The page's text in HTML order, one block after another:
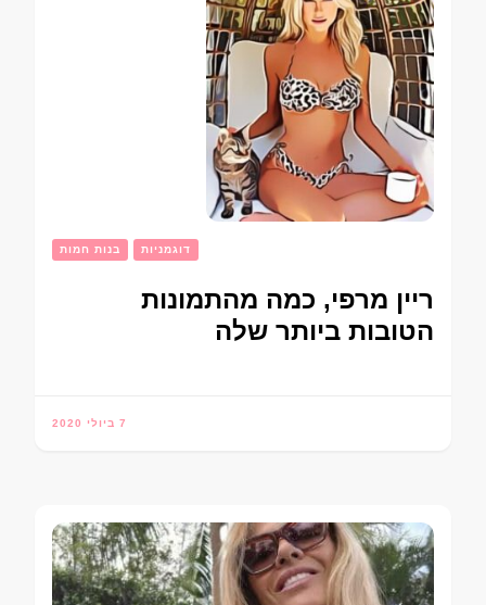
בנות חמות דוגמניות
ריין מרפי, כמה מהתמונות
הטובות ביותר שלה
7 ביולי 2020